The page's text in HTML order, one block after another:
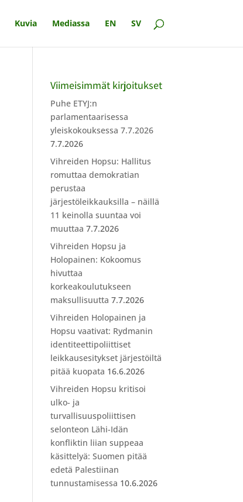
Kuvia Mediassa EN SV
Viimeisimmät kirjoitukset
Puhe ETYJ:n
parlamentaarisessa
yleiskokouksessa 7.7.2026
7.7.2026
Vihreiden Hopsu: Hallitus
romuttaa demokratian
perustaa
järjestöleikkauksilla – näillä
11 keinolla suuntaa voi
muuttaa 7.7.2026
Vihreiden Hopsu ja
Holopainen: Kokoomus
hivuttaa
korkeakoulutukseen
maksullisuutta 7.7.2026
Vihreiden Holopainen ja
Hopsu vaativat: Rydmanin
identiteettipoliittiset
leikkausesitykset järjestöiltä
pitää kuopata 16.6.2026
Vihreiden Hopsu kritisoi
ulko- ja
turvallisuuspoliittisen
selonteon Lähi-Idän
konfliktin liian suppeaa
käsittelyä: Suomen pitää
edetä Palestiinan
tunnustamisessa 10.6.2026